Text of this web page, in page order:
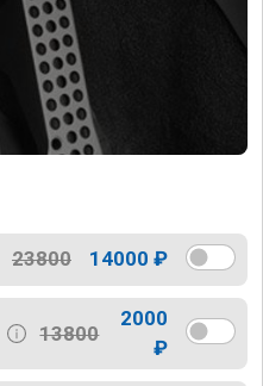
23800 14000 ₽
13800
2000
₽